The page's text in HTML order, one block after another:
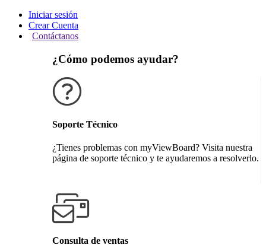
Iniciar sesión
Crear Cuenta
Contáctanos
¿Cómo podemos ayudar?
Soporte Técnico
¿Tienes problemas con myViewBoard? Visita nuestra
página de soporte técnico y te ayudaremos a resolverlo.
Consulta de ventas